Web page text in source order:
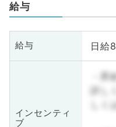
給与
給与 日給
インセンティ
ブ
・昇
詳し
し